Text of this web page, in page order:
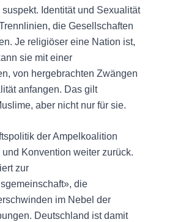
suspekt. Identität und Sexualität
die Gesellschaften
Je religiöser eine Nation ist,
sie mit einer
von hergebrachten Zwängen
anfangen. Das gilt
aber nicht nur für sie.
der Ampelkoalition
Konvention weiter zurück.
zur
die
im Nebel der
Deutschland ist damit